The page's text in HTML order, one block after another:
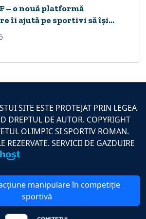
– o nouă platformă
îi ajută pe sportivi să își
în timpul și după
sportive
SITE ESTE PROTEJAT PRIN LEGEA
DREPTUL DE AUTOR. COPYRIGHT
OLIMPIC SI SPORTIV ROMAN.
REZERVATE. SERVICII DE GAZDUIRE
manipulare în competiție
sportivă